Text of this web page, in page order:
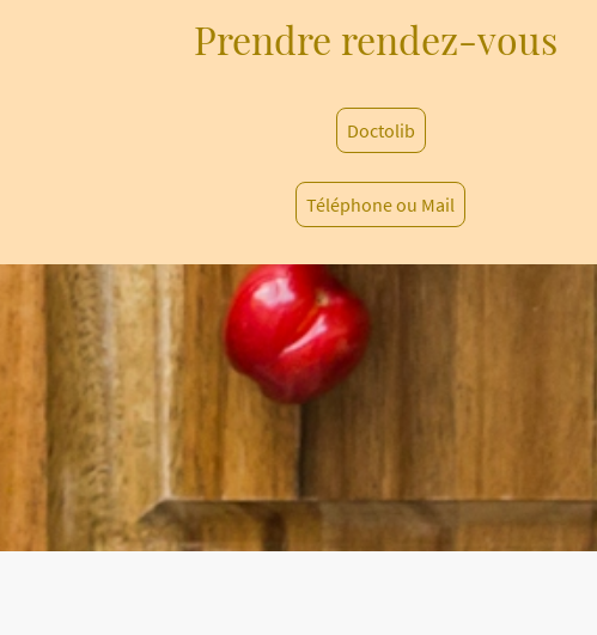
Prendre rendez-vous
Doctolib
Téléphone ou Mail